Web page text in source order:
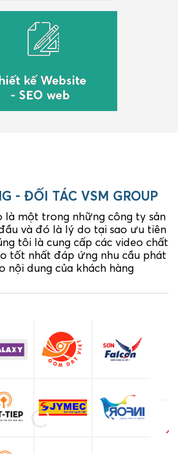
- ĐỐI TÁC VSM GROUP
là một trong những công ty sản
và đó là lý do tại sao ưu tiên
tôi là cung cấp các video chất
tốt nhất đáp ứng nhu cầu phát
nội dung của khách hàng